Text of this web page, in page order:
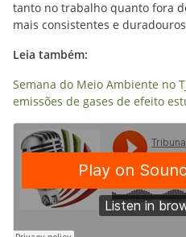
tanto no trabalho quanto fora
mais consistentes e
Leia também:
Semana do Meio Ambiente no
emissões de gases de efeito